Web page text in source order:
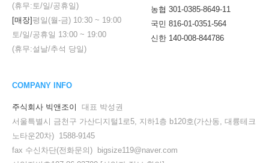
(휴무:토/일/공휴일)
[매장]평일(월-금) 10:30 ~ 19:00
토/일/공휴일 13:00 ~ 19:00
(휴무:설날/추석 당일)
농협 301-0385-8649-11
국민 816-01-0351-564
신한 140-008-844786
COMPANY INFO
주식회사 빅앤조이
대표 박성권
서울특별시 금천구 가산디지털1로5, 지하1층 b120호(가산동, 대륭테크
노타운20차) 1588-9145
fax 수신차단(전화문의) bigsize119@naver.com